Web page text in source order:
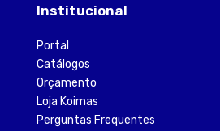
Institucional
Portal
Catálogos
Orçamento
Loja Koimas
Perguntas Frequentes